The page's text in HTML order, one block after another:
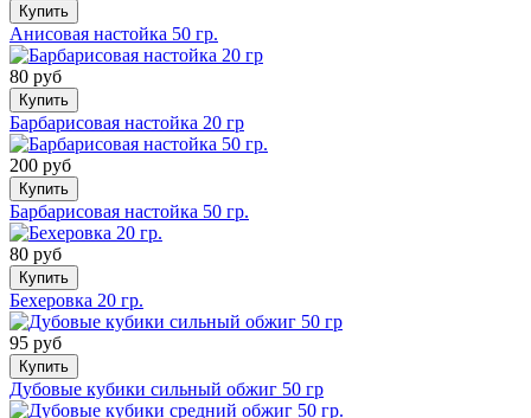
Купить
Анисовая настойка 50 гр.
80 руб
Купить
Барбарисовая настойка 20 гр
200 руб
Купить
Барбарисовая настойка 50 гр.
80 руб
Купить
Бехеровка 20 гр.
95 руб
Купить
Дубовые кубики сильный обжиг 50 гр